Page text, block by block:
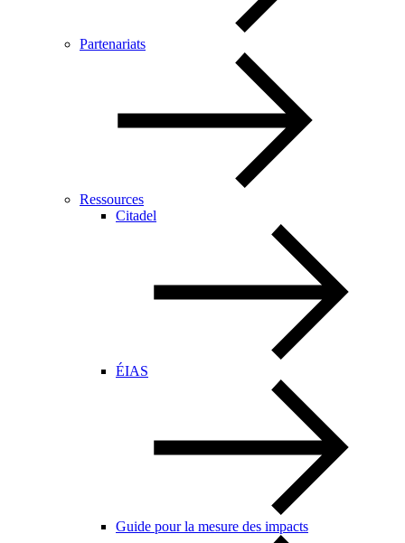
Partenariats
Ressources
Citadel
ÉIAS
Guide pour la mesure des impacts